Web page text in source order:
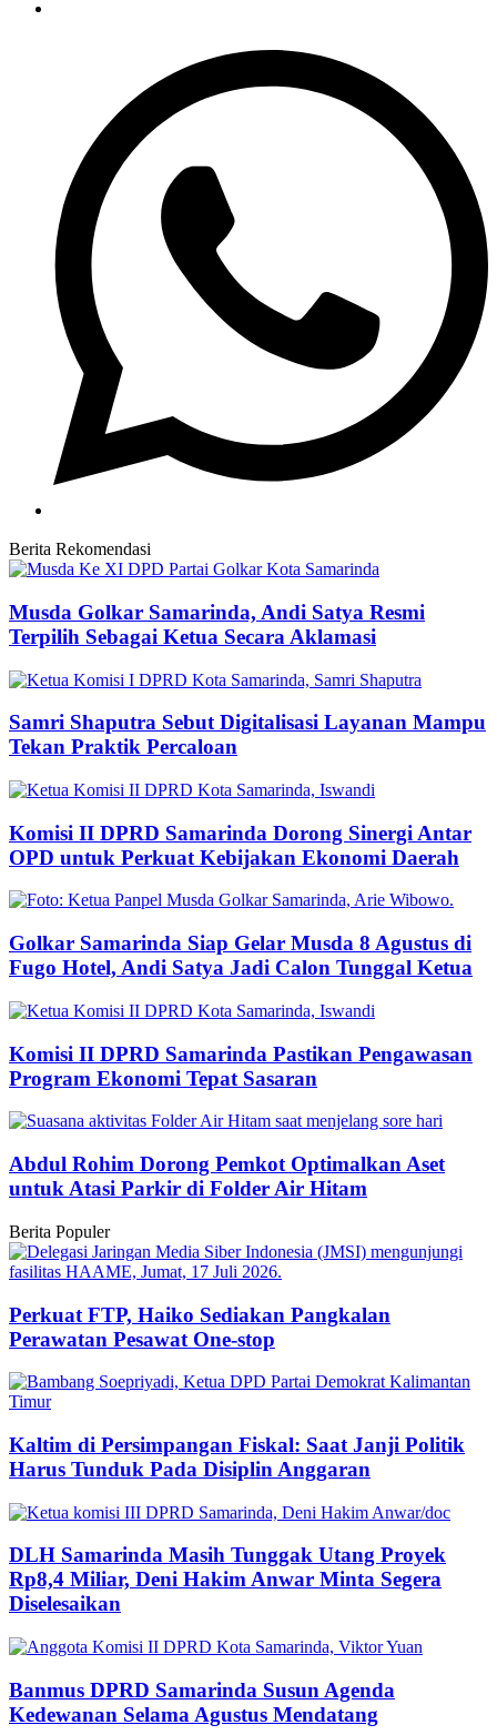
Berita Rekomendasi
Musda Golkar Samarinda, Andi Satya Resmi
Terpilih Sebagai Ketua Secara Aklamasi
Samri Shaputra Sebut Digitalisasi Layanan Mampu
Tekan Praktik Percaloan
Komisi II DPRD Samarinda Dorong Sinergi Antar
OPD untuk Perkuat Kebijakan Ekonomi Daerah
Golkar Samarinda Siap Gelar Musda 8 Agustus di
Fugo Hotel, Andi Satya Jadi Calon Tunggal Ketua
Komisi II DPRD Samarinda Pastikan Pengawasan
Program Ekonomi Tepat Sasaran
Abdul Rohim Dorong Pemkot Optimalkan Aset
untuk Atasi Parkir di Folder Air Hitam
Berita Populer
Perkuat FTP, Haiko Sediakan Pangkalan
Perawatan Pesawat One-stop
Kaltim di Persimpangan Fiskal: Saat Janji Politik
Harus Tunduk Pada Disiplin Anggaran
DLH Samarinda Masih Tunggak Utang Proyek
Rp8,4 Miliar, Deni Hakim Anwar Minta Segera
Diselesaikan
Banmus DPRD Samarinda Susun Agenda
Kedewanan Selama Agustus Mendatang